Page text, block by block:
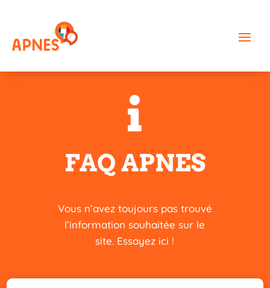

FAQ APNES
Vous n’avez toujours pas trouvé
l’information souhaitée sur le
site. Essayez ici !